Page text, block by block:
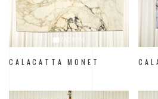
CALACATTA MONET